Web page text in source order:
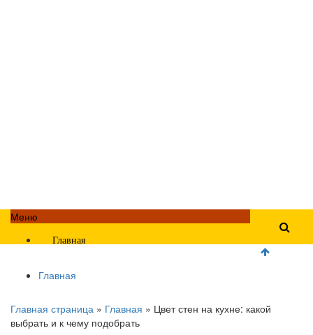
Меню
Главная
Главная
Главная страница » Главная » Цвет стен на кухне: какой
выбрать и к чему подобрать